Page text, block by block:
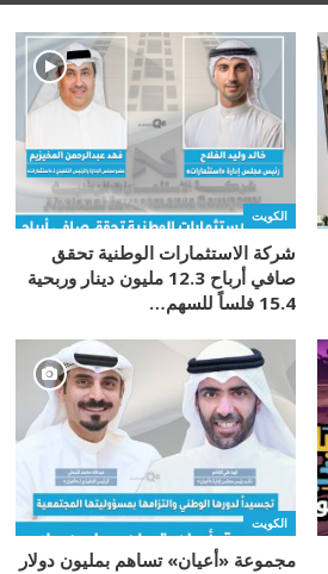
الكويت
شركة الاستثمارات الوطنية تحقق
صافي أرباح 12.3 مليون دينار وربحية
15.4 فلساً للسهم…
الكويت
مجموعة «أعيان» تساهم بمليون دولار